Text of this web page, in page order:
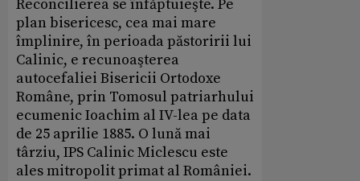
Reconcilierea se înfăptuieşte. Pe
plan bisericesc, cea mai mare
împlinire, în perioada păstoririi lui
Calinic, e recunoaşterea
autocefaliei Bisericii Ortodoxe
Române, prin Tomosul patriarhului
ecumenic Ioachim al IV-lea pe data
de 25 aprilie 1885. O lună mai
târziu, IPS Calinic Miclescu este
ales mitropolit primat al României.